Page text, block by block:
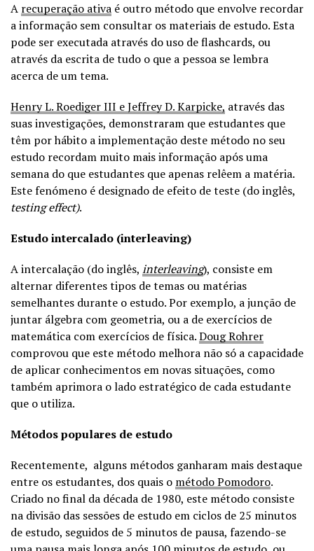
A recuperação ativa é outro método que envolve recordar
a informação sem consultar os materiais de estudo. Esta
pode ser executada através do uso de flashcards, ou
através da escrita de tudo o que a pessoa se lembra
acerca de um tema.
Henry L. Roediger III e Jeffrey D. Karpicke, através das
suas investigações, demonstraram que estudantes que
têm por hábito a implementação deste método no seu
estudo recordam muito mais informação após uma
semana do que estudantes que apenas relêem a matéria.
Este fenómeno é designado de efeito de teste (do inglês,
testing effect).
Estudo intercalado (interleaving)
A intercalação (do inglês, interleaving), consiste em
alternar diferentes tipos de temas ou matérias
semelhantes durante o estudo. Por exemplo, a junção de
juntar álgebra com geometria, ou a de exercícios de
matemática com exercícios de física.Doug Rohrer
comprovou que este método melhora não só a capacidade
de aplicar conhecimentos em novas situações, como
também aprimora o lado estratégico de cada estudante
que o utiliza.
Métodos populares de estudo
Recentemente, alguns métodos ganharam mais destaque
entre os estudantes, dos quais o método Pomodoro.
Criado no final da década de 1980, este método consiste
na divisão das sessões de estudo em ciclos de 25 minutos
de estudo, seguidos de 5 minutos de pausa, fazendo-se